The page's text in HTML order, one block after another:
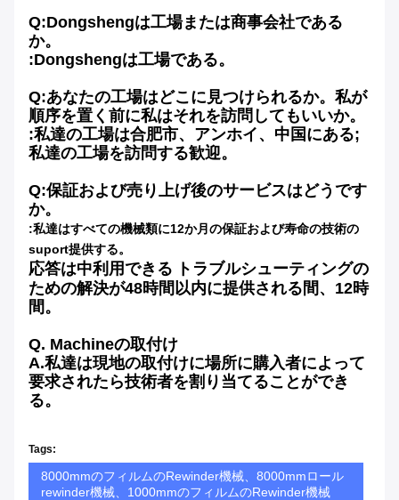
Q:Dongshengは工場または商事会社である
か。
:Dongshengは工場である。
Q:あなたの工場はどこに見つけられるか。私が
順序を置く前に私はそれを訪問してもいいか。
:私達の工場は合肥市、アンホイ、中国にある;
私達の工場を訪問する歓迎。
Q:保証および売り上げ後のサービスはどうです
か。
:私達はすべての機械類に12か月の保証および寿命の技術の
suport提供する。
応答は中利用できる トラブルシューティングの
ための解決が48時間以内に提供される間、12時
間。
Q. Machineの取付け
A.私達は現地の取付けに場所に購入者によって
要求されたら技術者を割り当てることができ
る。
Tags:
8000mmのフィルムのRewinder機械、8000mmロール
rewinder機械、1000mmのフィルムのRewinder機械